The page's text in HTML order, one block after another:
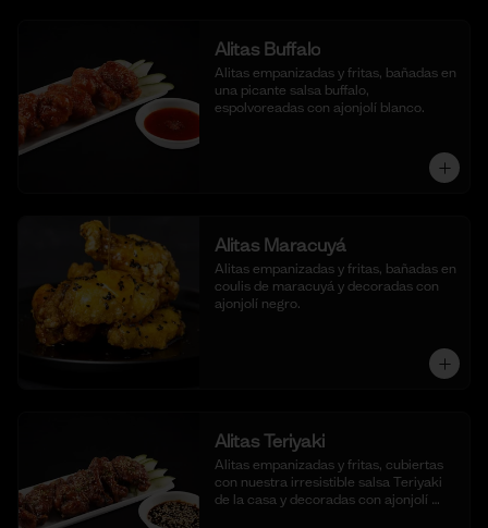
Alitas Buffalo
Alitas empanizadas y fritas, bañadas en
una picante salsa buffalo,
espolvoreadas con ajonjolí blanco.
Alitas Maracuyá
Alitas empanizadas y fritas, bañadas en
coulis de maracuyá y decoradas con
ajonjolí negro.
Alitas Teriyaki
Alitas empanizadas y fritas, cubiertas
con nuestra irresistible salsa Teriyaki
de la casa y decoradas con ajonjolí